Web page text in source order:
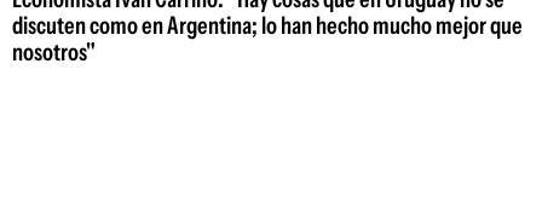
discuten como en Argentina; lo han hecho mucho mejor que
nosotros"